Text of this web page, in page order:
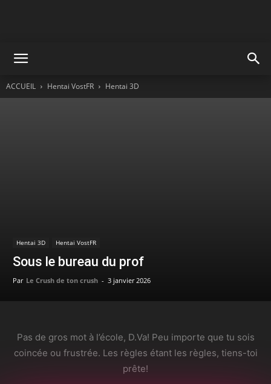
ACCUEIL Hentai VostFR Hentai 3D
Hentai 3D Hentai VostFR
Sous le bureau du prof
Par Le Crush de ton crush - 3 janvier 2026
Pas de gros mot à l’école, D.Va! Peu importe que tu sois
coincée ou frustrée. Les règles étant les règles, tiens-toi
prête!